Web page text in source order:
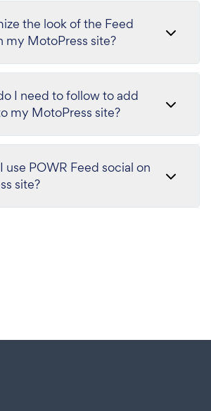
the look of the Feed
my MotoPress site?
I need to follow to add
my MotoPress site?
use POWR Feed social on
site?